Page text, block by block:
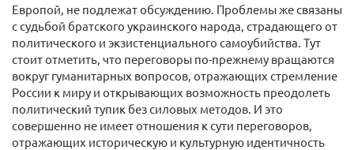
Европой, не подлежат обсуждению. Проблемы же связаны
с судьбой братского украинского народа, страдающего от
политического и экзистенциального самоубийства. Тут
стоит отметить, что переговоры по-прежнему вращаются
вокруг гуманитарных вопросов, отражающих стремление
России к миру и открывающих возможность преодолеть
политический тупик без силовых методов. И это
совершенно не имеет отношения к сути переговоров,
отражающих историческую и культурную идентичность